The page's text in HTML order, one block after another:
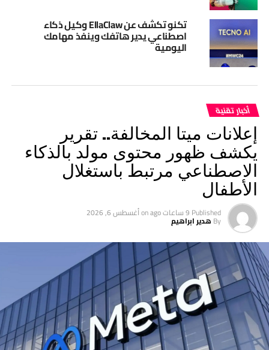
تكنو تكشف عن EllaClaw وكيل ذكاء
اصطناعي يدير هاتفك وينفذ مهامك
اليومية
أخبار تقنية
إعلانات ميتا المخالفة.. تقرير
يكشف ظهور محتوى مولد بالذكاء
الاصطناعي مرتبط باستغلال
الأطفال
Published 9 ساعات ago onأغسطس 6, 2026
By هدير ابراهيم